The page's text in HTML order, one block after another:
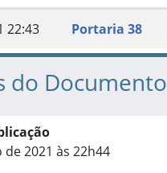
22:43 Portaria 38
do Documento
2021 às 22h44